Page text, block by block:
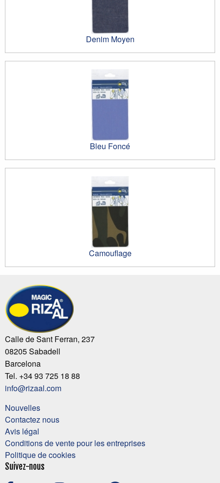
Denim Moyen
Bleu Foncé
Camouflage
Calle de Sant Ferran, 237
08205 Sabadell
Barcelona
Tel. +34 93 725 18 88
info@rizaal.com
Nouvelles
Contactez nous
Avis légal
Conditions de vente pour les entreprises
Politique de cookies
Suivez-nous